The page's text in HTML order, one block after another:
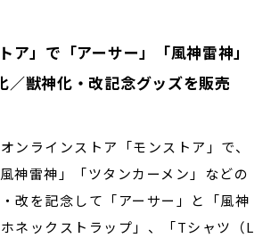
ア」で「アーサー」「風神雷神」
／獣神化・改記念グッズを販売
ンラインストア「モンストア」で、
神雷神」「ツタンカーメン」などの
改を記念して「アーサー」と「風神
ネックストラップ」、「Tシャツ（L